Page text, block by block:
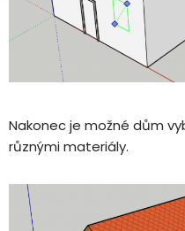
Nakonec je možné dům
různými materiály.